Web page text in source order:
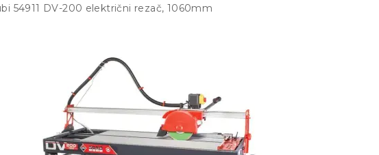
54911 DV-200 električni rezač, 1060mm